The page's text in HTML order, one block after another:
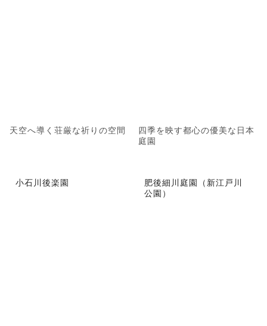
天空へ導く荘厳な祈りの空間
四季を映す都心の優美な日本
庭園
小石川後楽園
肥後細川庭園（新江戸川
公園）